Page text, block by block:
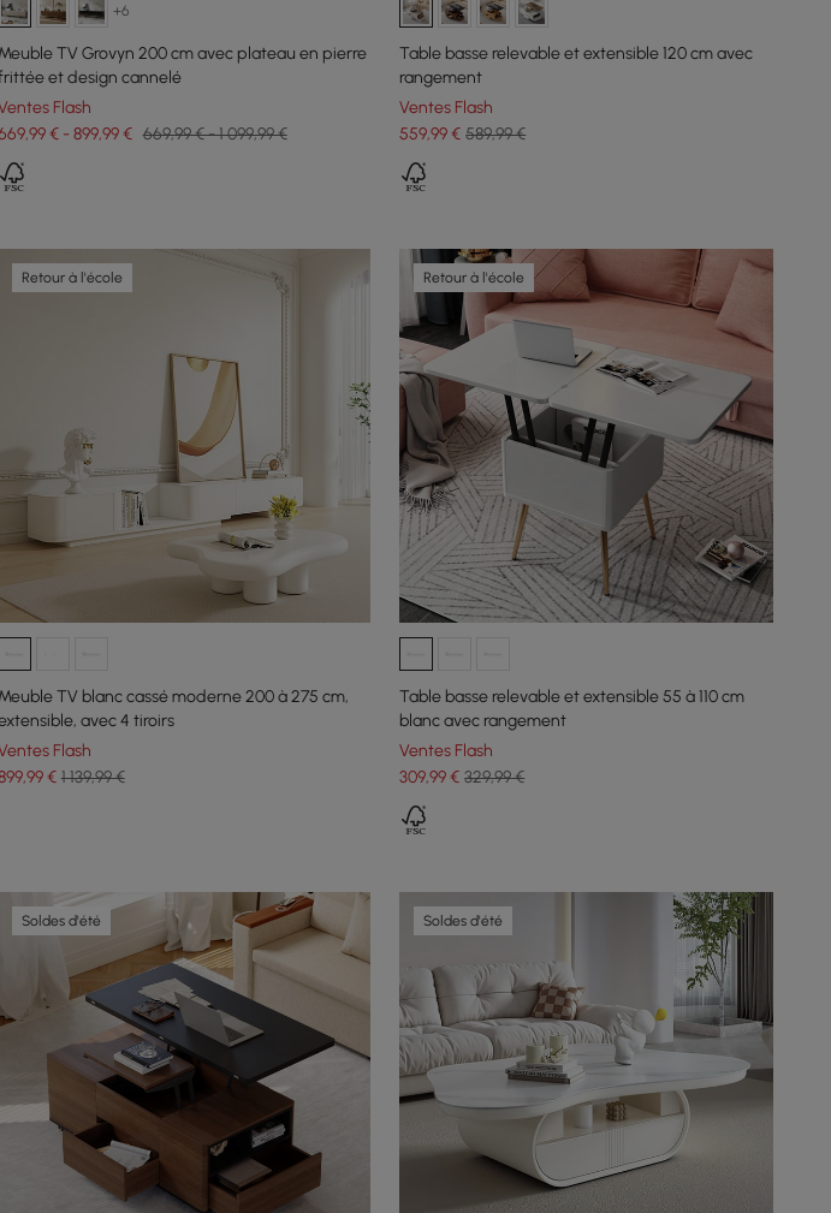
+6
Meuble TV Grovyn 200 cm avec plateau en pierre
et design cannelé
Flash
€ - 899,99 € 669,99 € - 1 099,99 €
Table basse relevable et extensible 120 cm avec
rangement
Ventes Flash
559,99€ 589,99 €
Retour à l'école
Meuble TV blanc cassé moderne 200 à 275 cm,
avec 4 tiroirs
Flash
,99€ 1 139,99 €
Retour à l'école
Table basse relevable et extensible 55 à 110 cm
blanc avec rangement
Ventes Flash
309,99€ 329,99 €
Soldes d'été Soldes d'été